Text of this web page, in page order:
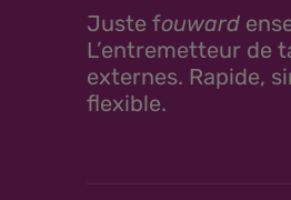
Juste fouward
L’entremetteur de
externes. Rapide,
flexible.